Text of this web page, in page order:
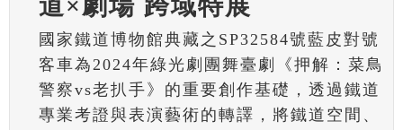
道×劇場 跨域特展
國家鐵道博物館典藏之SP32584號藍皮對號
客車為2024年綠光劇團舞臺劇《押解：菜鳥
警察vs老扒手》的重要創作基礎，透過鐵道
專業考證與表演藝術的轉譯，將鐵道空間、